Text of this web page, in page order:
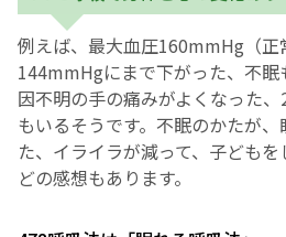
例えば、最大血圧160mmHg（
144mmHgにまで下がった、不
因不明の手の痛みがよくなった
もいるそうです。不眠のかたが
た、イライラが減って、子ども
どの感想もあります。